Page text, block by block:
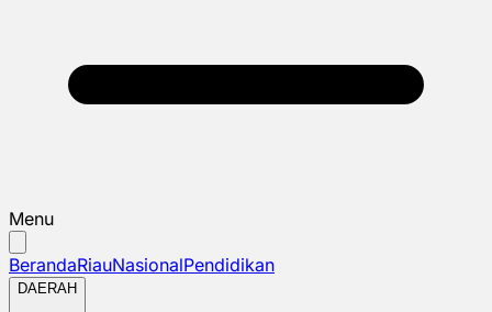
Menu
BerandaRiauNasionalPendidikan
DAERAH